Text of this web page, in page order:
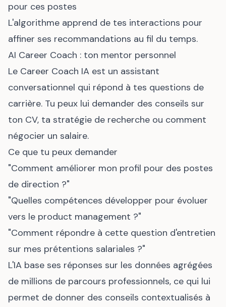
pour ces postes
L'algorithme apprend de tes interactions pour
affiner ses recommandations au fil du temps.
AI Career Coach : ton mentor personnel
Le Career Coach IA est un assistant
conversationnel qui répond à tes questions de
carrière. Tu peux lui demander des conseils sur
ton CV, ta stratégie de recherche ou comment
négocier un salaire.
Ce que tu peux demander
"Comment améliorer mon profil pour des postes
de direction ?"
"Quelles compétences développer pour évoluer
vers le product management ?"
"Comment répondre à cette question d'entretien
sur mes prétentions salariales ?"
L'IA base ses réponses sur les données agrégées
de millions de parcours professionnels, ce qui lui
permet de donner des conseils contextualisés à